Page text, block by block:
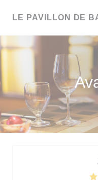
LE PAVILLON DE